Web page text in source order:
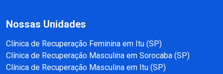
Nossas Unidades
Clínica de Recuperação Feminina em Itu (SP)
Clínica de Recuperação Masculina em Sorocaba (SP)
Clínica de Recuperação Masculina em Itu (SP)